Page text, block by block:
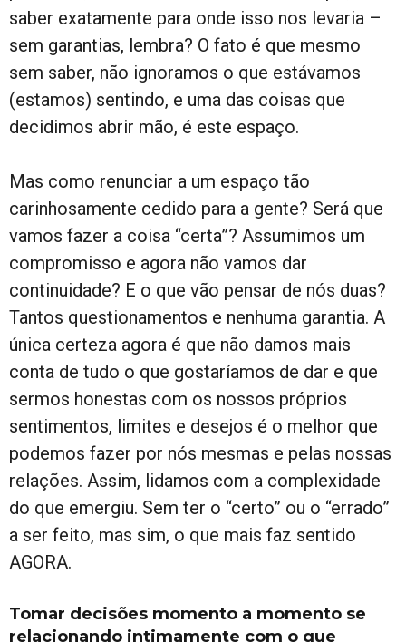
saber exatamente para onde isso nos levaria –
sem garantias, lembra? O fato é que mesmo
sem saber, não ignoramos o que estávamos
(estamos) sentindo, e uma das coisas que
decidimos abrir mão, é este espaço.
Mas como renunciar a um espaço tão
carinhosamente cedido para a gente? Será que
vamos fazer a coisa “certa”? Assumimos um
compromisso e agora não vamos dar
continuidade? E o que vão pensar de nós duas?
Tantos questionamentos e nenhuma garantia. A
única certeza agora é que não damos mais
conta de tudo o que gostaríamos de dar e que
sermos honestas com os nossos próprios
sentimentos, limites e desejos é o melhor que
podemos fazer por nós mesmas e pelas nossas
relações. Assim, lidamos com a complexidade
do que emergiu. Sem ter o “certo” ou o “errado”
a ser feito, mas sim, o que mais faz sentido
AGORA.
Tomar decisões momento a momento se
relacionando intimamente com o que